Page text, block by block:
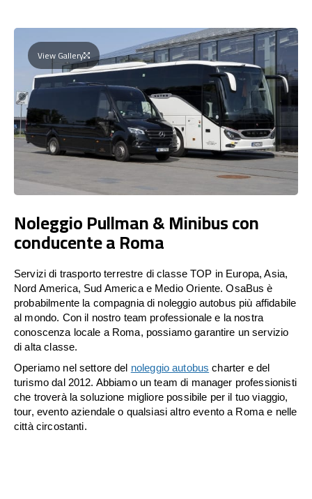
View Gallery
Noleggio Pullman & Minibus con
conducente a Roma
Servizi di trasporto terrestre di classe TOP in Europa, Asia,
Nord America, Sud America e Medio Oriente. OsaBus è
probabilmente la compagnia di noleggio autobus più affidabile
al mondo. Con il nostro team professionale e la nostra
conoscenza locale a Roma, possiamo garantire un servizio
di alta classe.
Operiamo nel settore del noleggio autobus charter e del
turismo dal 2012. Abbiamo un team di manager professionisti
che troverà la soluzione migliore possibile per il tuo viaggio,
tour, evento aziendale o qualsiasi altro evento a Roma e nelle
città circostanti.